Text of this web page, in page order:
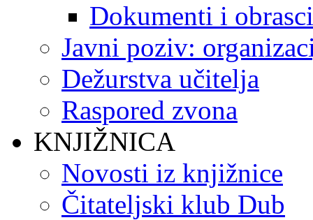
Dokumenti i obrasci
Javni poziv:
Dežurstva učitelja
Raspored zvona
KNJIŽNICA
Novosti iz knjižnice
Čitateljski klub Dub